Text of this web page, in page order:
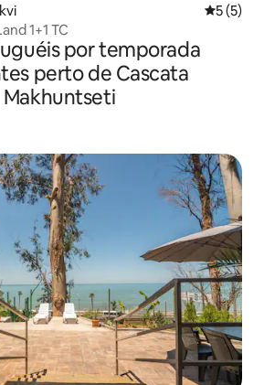
5 de
5 (5)
1+1 TC
por temporada
perto de Cascata
Makhuntseti